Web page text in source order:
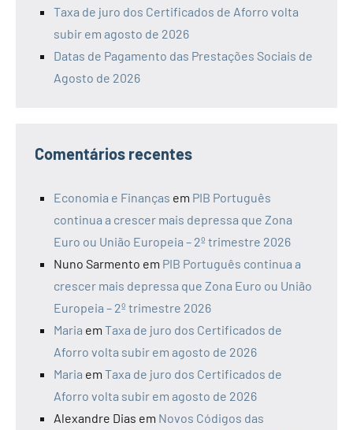
Taxa de juro dos Certificados de Aforro volta
subir em agosto de 2026
Datas de Pagamento das Prestações Sociais de
Agosto de 2026
Comentários recentes
Economia e Finanças em PIB Português
continua a crescer mais depressa que Zona
Euro ou União Europeia – 2º trimestre 2026
Nuno Sarmento em PIB Português continua a
crescer mais depressa que Zona Euro ou União
Europeia – 2º trimestre 2026
Maria em Taxa de juro dos Certificados de
Aforro volta subir em agosto de 2026
Maria em Taxa de juro dos Certificados de
Aforro volta subir em agosto de 2026
Alexandre Dias em Novos Códigos das